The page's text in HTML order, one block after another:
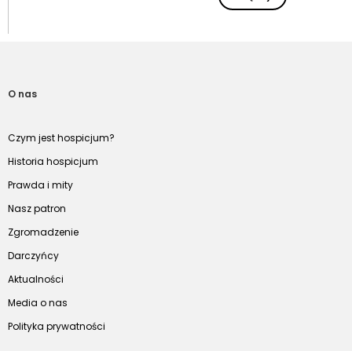
O nas
Czym jest hospicjum?
Historia hospicjum
Prawda i mity
Nasz patron
Zgromadzenie
Darczyńcy
Aktualności
Media o nas
Polityka prywatności